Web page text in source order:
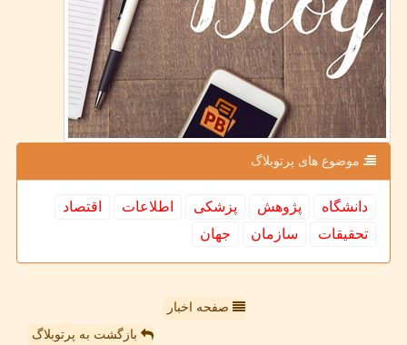
موضوع های پرتوبلاگ
دانشگاه پژوهش پزشكی اطلاعات
اقتصاد
تحقیقات
سازمان جهان
صفحه اخبار
بازگشت به پرتوبلاگ